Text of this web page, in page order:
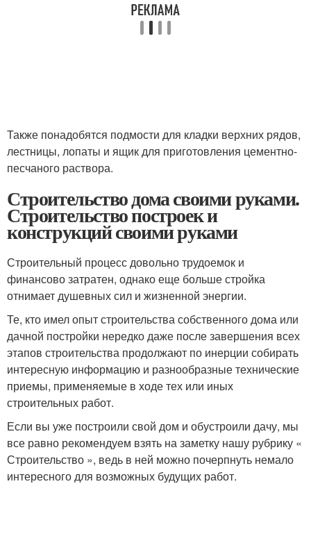
Также понадобятся подмости для кладки верхних рядов,
лестницы, лопаты и ящик для приготовления цементно-
песчаного раствора.
Строительство дома своими руками.
Строительство построек и
конструкций своими руками
Строительный процесс довольно трудоемок и
финансово затратен, однако еще больше стройка
отнимает душевных сил и жизненной энергии.
Те, кто имел опыт строительства собственного дома или
дачной постройки нередко даже после завершения всех
этапов строительства продолжают по инерции собирать
интересную информацию и разнообразные технические
приемы, применяемые в ходе тех или иных
строительных работ.
Если вы уже построили свой дом и обустроили дачу, мы
все равно рекомендуем взять на заметку нашу рубрику «
Строительство », ведь в ней можно почерпнуть немало
интересного для возможных будущих работ.